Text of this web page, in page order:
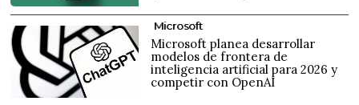
Microsoft
Microsoft planea desarrollar
modelos de frontera de
inteligencia artificial para 2026 y
competir con OpenAI